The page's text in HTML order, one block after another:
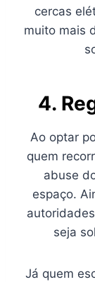
cercas
muito mais
4.
Ao optar
quem
abuse
espaço.
seja
Já quem